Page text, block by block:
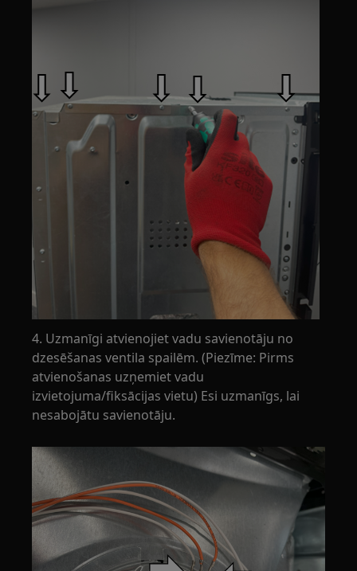
4. Uzmanīgi atvienojiet vadu savienotāju no
dzesēšanas ventila spailēm. (Piezīme: Pirms
atvienošanas uzņemiet vadu
izvietojuma/fiksācijas vietu) Esi uzmanīgs, lai
nesabojātu savienotāju.